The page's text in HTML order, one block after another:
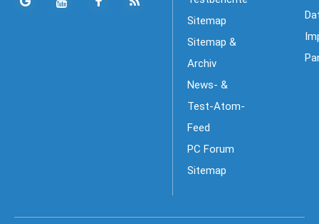
Sitemap
Sitemap &
Archiv
News- &
Test-Atom-
Feed
PC Forum
Sitemap